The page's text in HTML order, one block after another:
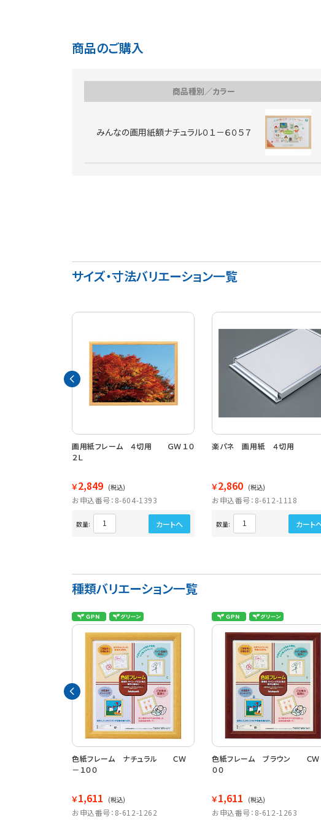
商品のご購入
商品種別／カラー
みんなの画用紙額ナチュラル０１－６０５７
サイズ・寸法バリエーション一覧
画用紙フレーム ４切用 ＧＷ１０
２Ｌ
￥2,849 (税込)
お申込番号：8-604-1393
数量: カートへ
楽パネ 画用紙 ４切用
￥2,860 (税込)
お申込番号：8-612-1118
数量: カート
種類バリエーション一覧
色紙フレーム ナチュラル ＣＷ
－１００
￥1,611 (税込)
お申込番号：8-612-1262
色紙フレーム ブラウン ＣＷ
００
￥1,611 (税込)
お申込番号：8-612-1263